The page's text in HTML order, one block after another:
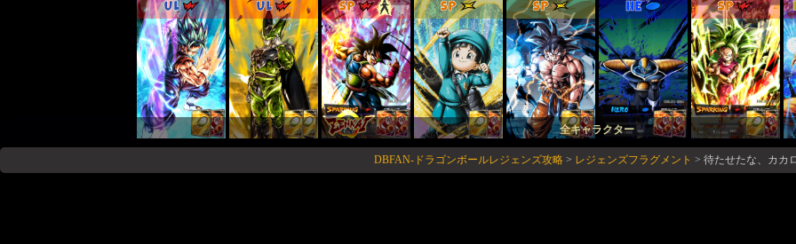
UL UL SP SP SP HE SP
全キャラクター
DBFAN-ドラゴンボールレジェンズ攻略> レジェンズフラグメント > 待たせたな、カカ